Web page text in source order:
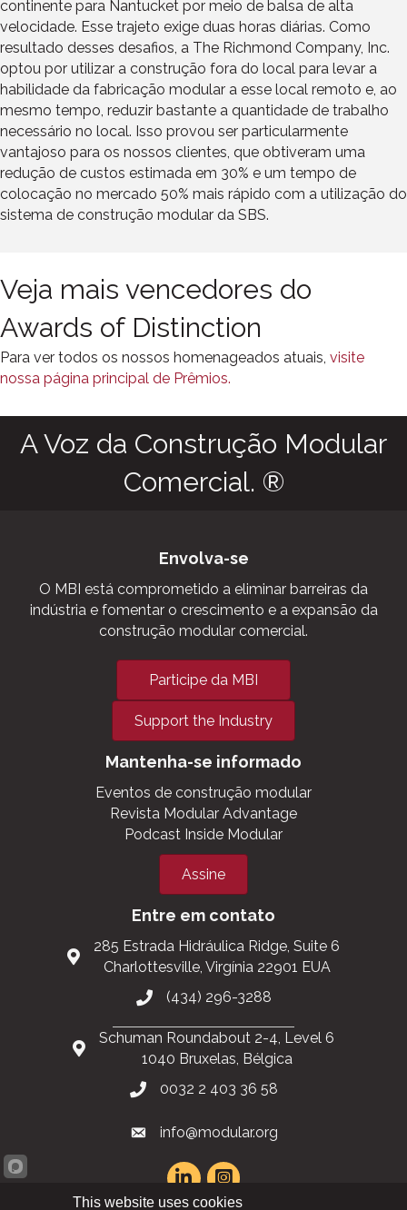
continente para Nantucket por meio de balsa de alta
velocidade. Esse trajeto exige duas horas diárias. Como
resultado desses desafios, a The Richmond Company, Inc.
optou por utilizar a construção fora do local para levar a
habilidade da fabricação modular a esse local remoto e, ao
mesmo tempo, reduzir bastante a quantidade de trabalho
necessário no local. Isso provou ser particularmente
vantajoso para os nossos clientes, que obtiveram uma
redução de custos estimada em 30% e um tempo de
colocação no mercado 50% mais rápido com a utilização do
sistema de construção modular da SBS.
Veja mais vencedores do
Awards of Distinction
Para ver todos os nossos homenageados atuais, visite
nossa página principal de Prêmios.
A Voz da Construção Modular
Comercial. ®
Envolva-se
O MBI está comprometido a eliminar barreiras da
indústria e fomentar o crescimento e a expansão da
construção modular comercial.
Participe da MBI
Support the Industry
Mantenha-se informado
Eventos de construção modular
Revista Modular Advantage
Podcast Inside Modular
Assine
Entre em contato
285 Estrada Hidráulica Ridge, Suite 6
Charlottesville, Virgínia 22901 EUA
(434) 296-3288
Schuman Roundabout 2-4, Level 6
1040 Bruxelas, Bélgica
0032 2 403 36 58
info@modular.org
This website uses cookies